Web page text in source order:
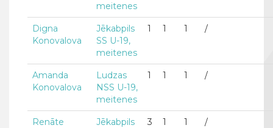
meitenes
Digna
Konovalova
Jēkabpils
SS U-19,
meitenes
1 1 1 /
Amanda
Konovalova
Ludzas
NSS U-19,
meitenes
1 1 1 /
Renāte
Jēkabpils
3 1 1 /